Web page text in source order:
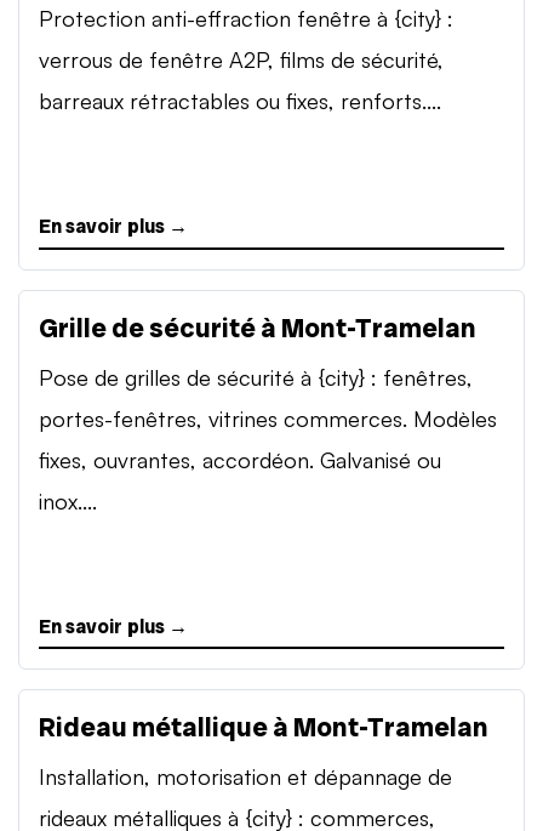
Protection anti-effraction fenêtre à {city} :
verrous de fenêtre A2P, films de sécurité,
barreaux rétractables ou fixes, renforts....
En savoir plus →
Grille de sécurité à Mont-Tramelan
Pose de grilles de sécurité à {city} : fenêtres,
portes-fenêtres, vitrines commerces. Modèles
fixes, ouvrantes, accordéon. Galvanisé ou
inox....
En savoir plus →
Rideau métallique à Mont-Tramelan
Installation, motorisation et dépannage de
rideaux métalliques à {city} : commerces,